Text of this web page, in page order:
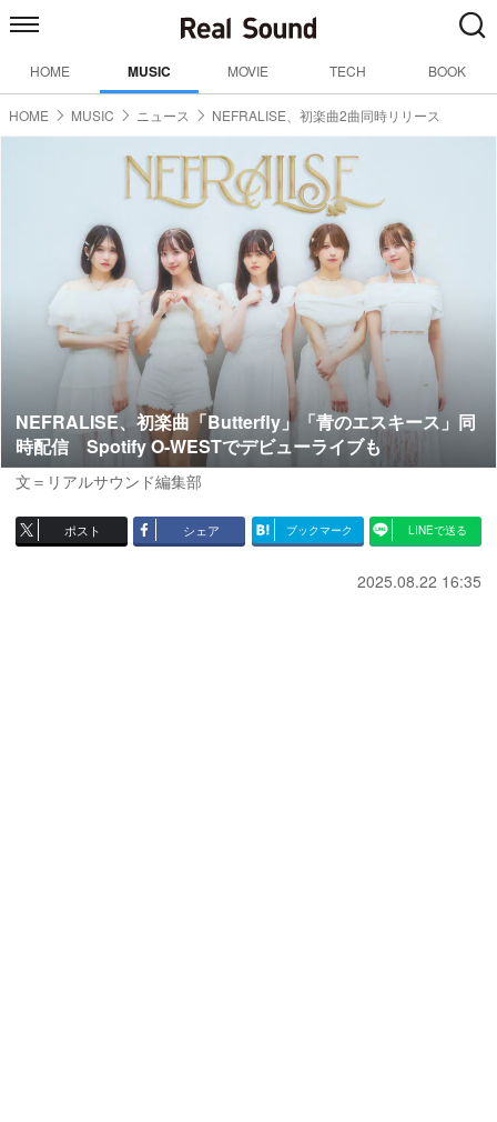
HOME MUSIC MOVIE TECH BOOK
HOME MUSIC ニュース NEFRALISE、初楽曲2曲同時リリース
NEFRALISE、初楽曲「Butterfly」「青のエスキース」同
時配信 Spotify O-WESTでデビューライブも
文＝リアルサウンド編集部
ポスト シェア ブックマーク LINEで送る
2025.08.22 16:35